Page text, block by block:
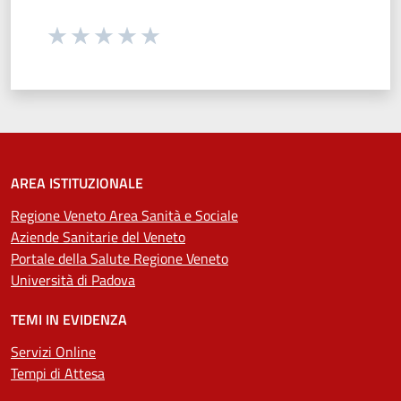
Seleziona una valutazione da 1 a 5 stelle
AREA ISTITUZIONALE
Regione Veneto Area Sanità e Sociale
Aziende Sanitarie del Veneto
Portale della Salute Regione Veneto
Università di Padova
TEMI IN EVIDENZA
Servizi Online
Tempi di Attesa